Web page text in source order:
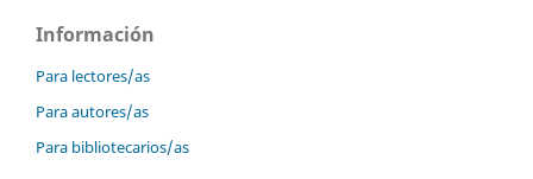
Información
Para lectores/as
Para autores/as
Para bibliotecarios/as